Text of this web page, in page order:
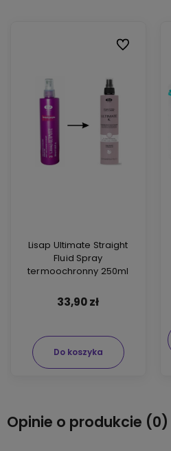
Lisap Ultimate Straight
Fluid Spray
termoochronny 250ml
33,90 zł
Do koszyka
Do ulubionych
Opinie o produkcie (0)